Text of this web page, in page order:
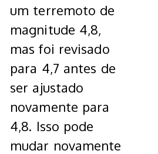
um terremoto de
magnitude 4,8,
mas foi revisado
para 4,7 antes de
ser ajustado
novamente para
4,8. Isso pode
mudar novamente